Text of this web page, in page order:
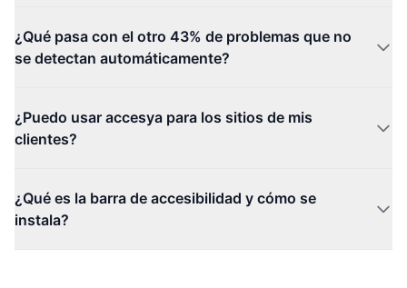
¿Qué pasa con el otro 43% de problemas que no
se detectan automáticamente?
¿Puedo usar accesya para los sitios de mis
clientes?
¿Qué es la barra de accesibilidad y cómo se
instala?